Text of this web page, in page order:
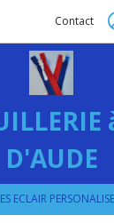
Contact
D'AUDE
ECLAIR